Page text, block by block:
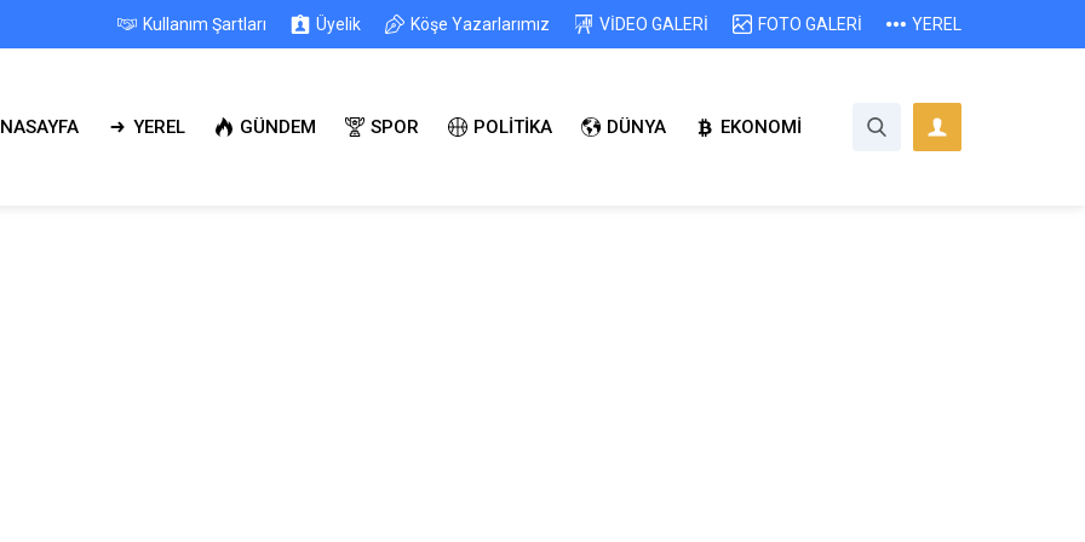
Kullanım Şartları Üyelik Köşe Yazarlarımız VİDEO GALERİ FOTO GALERİ YEREL
YEREL GÜNDEM SPOR POLİTİKA DÜNYA EKONOMİ